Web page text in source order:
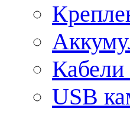
Кабели
USB